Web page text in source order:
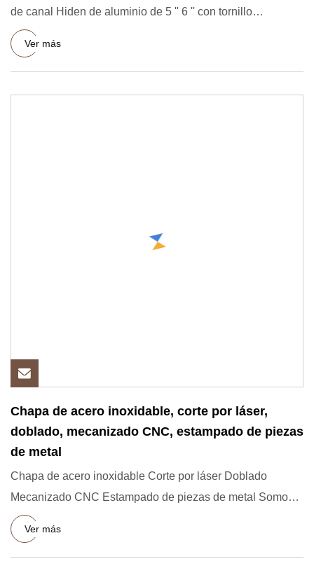
de canal Hiden de aluminio de 5 '' 6 '' con tornillo
Ofrecemos
Ver más
Chapa de acero inoxidable, corte por láser,
doblado, mecanizado CNC, estampado de piezas
de metal
Chapa de acero inoxidable Corte por láser Doblado
Mecanizado CNC Estampado de piezas de metal Somos
fabricantes profesio
Ver más